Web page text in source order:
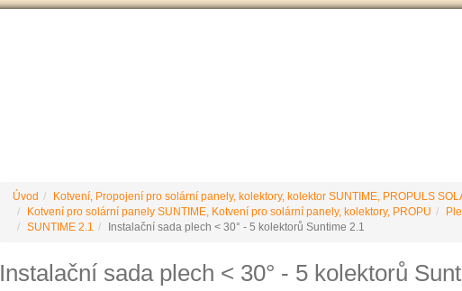
Úvod
Kotvení, Propojení pro solární panely, kolektory, kolektor SUNTIME, PROPULS
Kotvení pro solární panely SUNTIME, Kotvení pro solární panely, kolektory, PROPU
SUNTIME 2.1
Instalační sada plech < 30° - 5 kolektorů Suntime 2.1
Instalační sada plech < 30° - 5 kolektorů